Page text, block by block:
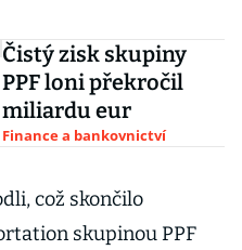
Čistý zisk skupiny
PPF loni překročil
miliardu eur
Finance a bankovnictví
což skončilo
skupinou PPF